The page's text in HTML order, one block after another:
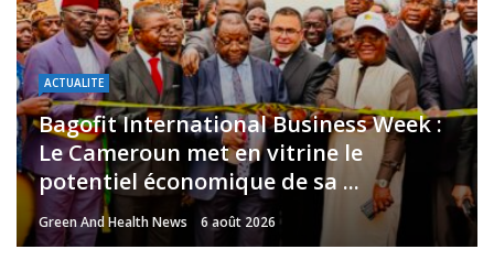
ACTUALITE
Bagofit International Business Week :
Le Cameroun met en vitrine le
potentiel économique de sa ...
Green And Health News 6 août 2026